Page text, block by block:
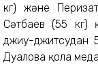
кг) және
Сәтбаев (55 кг)
джиу-джитсудан
Дуалова қола